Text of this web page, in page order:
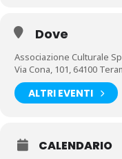
Dove
Associazione Culturale
Via Cona, 101, 64100
ALTRI EVENTI
CALENDARIO